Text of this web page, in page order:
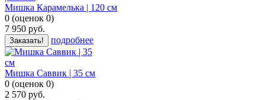
Мишка Карамелька | 120 см
0 (оценок 0)
7 950 руб.
Заказать! подробнее
Мишка Саввик | 35 см
0 (оценок 0)
2 570 руб.